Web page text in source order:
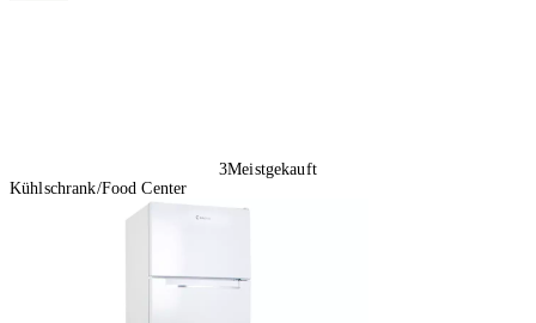
3Meistgekauft
Kühlschrank/Food Center